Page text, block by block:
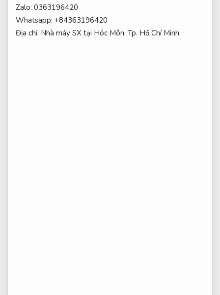
Zalo: 0363196420
Whatsapp: +84363196420
Địa chỉ: Nhà máy SX tại Hóc Môn, Tp. Hồ Chí Minh